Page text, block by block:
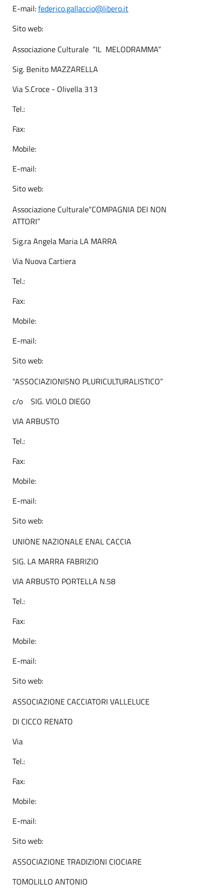
E-mail:federico.gallaccio@libero.it
Sito web:
Associazione Culturale “IL MELODRAMMA”
Sig. Benito MAZZARELLA
Via S.Croce - Olivella 313
Tel.:
Fax:
Mobile:
E-mail:
Sito web:
Associazione Culturale“COMPAGNIA DEI NON
ATTORI”
Sig.ra Angela Maria LA MARRA
Via Nuova Cartiera
Tel.:
Fax:
Mobile:
E-mail:
Sito web:
“ASSOCIAZIONISNO PLURICULTURALISTICO”
c/o SIG. VIOLO DIEGO
VIA ARBUSTO
Tel.:
Fax:
Mobile:
E-mail:
Sito web:
UNIONE NAZIONALE ENAL CACCIA
SIG. LA MARRA FABRIZIO
VIA ARBUSTO PORTELLA N.58
Tel.:
Fax:
Mobile:
E-mail:
Sito web:
ASSOCIAZIONE CACCIATORI VALLELUCE
DI CICCO RENATO
Via
Tel.:
Fax:
Mobile:
E-mail:
Sito web:
ASSOCIAZIONE TRADIZIONI CIOCIARE
TOMOLILLO ANTONIO